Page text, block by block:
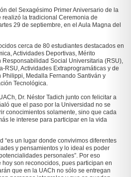
del Sexagésimo Primer Aniversario de la
realizó la tradicional Ceremonia de
29 de septiembre, en el Aula Magna del
cerca de 80 estudiantes destacados en
Actividades Deportivas, Mérito
Responsabilidad Social Universitaria (RSU),
RSU, Actividades Extraprogramáticas y de
Medalla Fernando Santiván y
Tecnológica.
Dr. Néstor Tadich junto con felicitar a
que el paso por la Universidad no se
conocimientos solamente, sino que cada
le interese para participar en la vida
“es un lugar donde convivimos diferentes
y pensamientos y lo ideal es poder
personales”. Por eso
son reconocidos, pues participan en
que en la UACh no sólo se entregan